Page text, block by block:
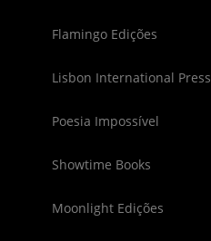
Flamingo Edições
Lisbon International Press
Poesia Impossível
Showtime Books
Moonlight Edições